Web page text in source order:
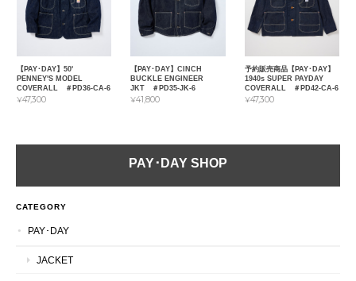
【PAY･DAY】50'
PENNEY'S MODEL
COVERALL ＃PD36-CA-6
¥47,300
【PAY･DAY】CINCH
BUCKLE ENGINEER
JKT ＃PD35-JK-6
¥41,800
予約販売商品【PAY･DAY】
1940s SUPER PAYDAY
COVERALL ＃PD42-CA-6
¥47,300
PAY･DAY SHOP
CATEGORY
PAY･DAY
JACKET